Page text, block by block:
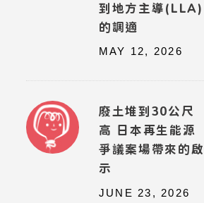
到地方主導(LLA)
的調適
MAY 12, 2026
廢土堆到30公尺
高 日本再生能源
爭議案場帶來的啟
示
JUNE 23, 2026